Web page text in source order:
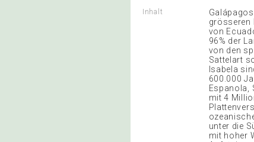
Inhalt
grösseren
von
96% der
von den
Sattelart
Isabela
600.000
Espanola,
mit 4
unter die
mit hoher